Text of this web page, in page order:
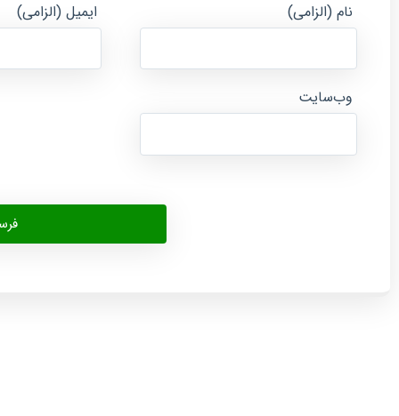
نام (الزامی) ایمیل (الزامی)
وب‌سایت